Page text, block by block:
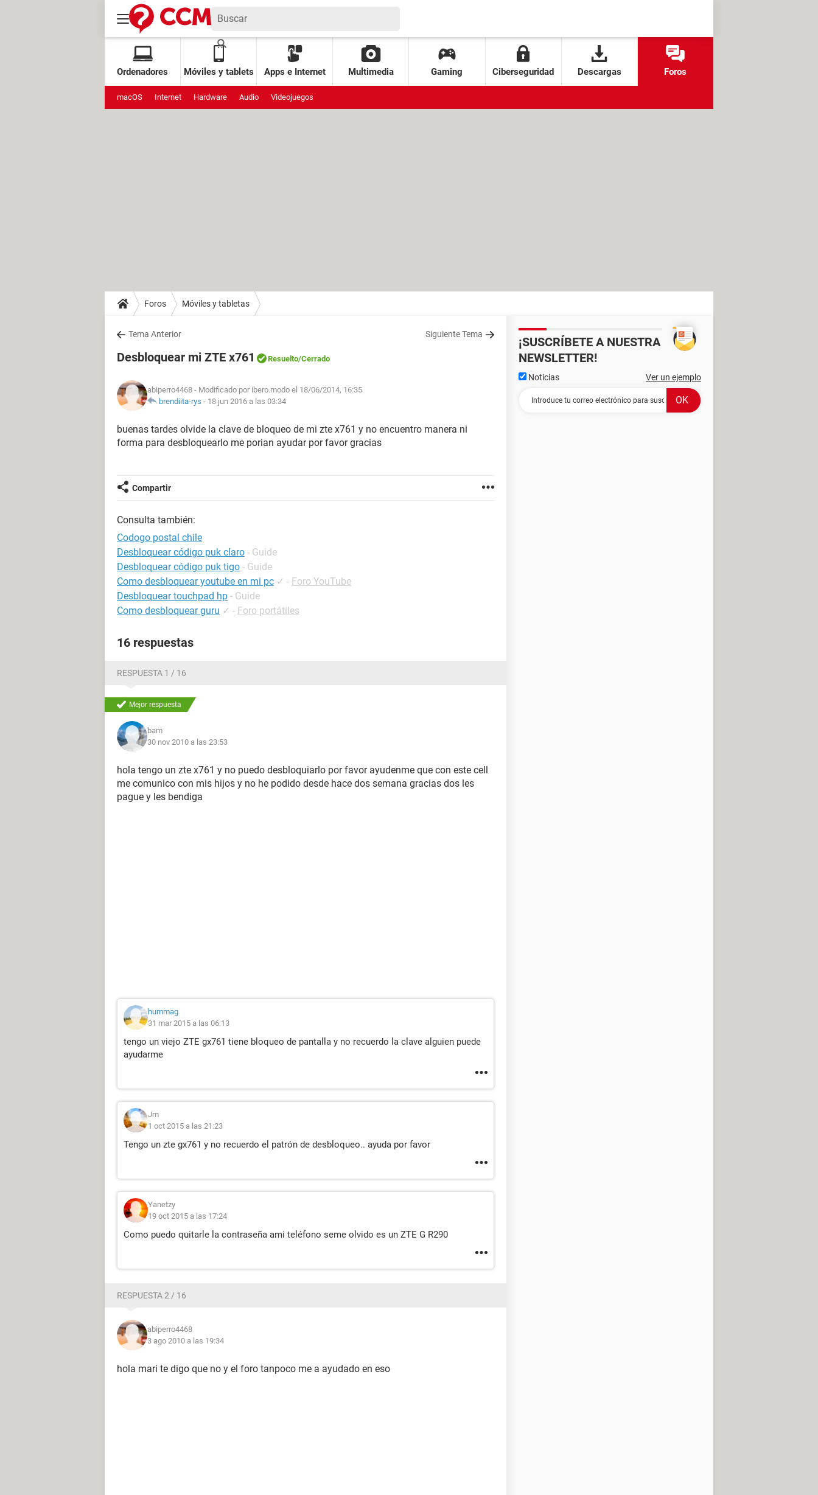
Ordenadores Móviles y tablets Apps e Internet Multimedia Gaming Ciberseguridad Descargas Foros
macOS Internet Hardware Audio Videojuegos
Foros Móviles y tabletas
Tema Anterior Siguiente Tema
Desbloquear mi ZTE x761 Resuelto/Cerrado
abiperro4468 - Modificado por ibero.modo el 18/06/2014, 16:35
brendiita-rys - 18 jun 2016 a las 03:34
buenas tardes olvide la clave de bloqueo de mi zte x761 y no encuentro manera ni
forma para desbloquearlo me porian ayudar por favor gracias
Compartir
Consulta también:
Codogo postal chile
Desbloquear código puk claro - Guide
Desbloquear código puk tigo - Guide
Como desbloquear youtube en mi pc ✓ - Foro YouTube
Desbloquear touchpad hp - Guide
Como desbloquear guru ✓ - Foro portátiles
16 respuestas
RESPUESTA 1 / 16
Mejor respuesta
bam
30 nov 2010 a las 23:53
hola tengo un zte x761 y no puedo desbloquiarlo por favor ayudenme que con este cell
me comunico con mis hijos y no he podido desde hace dos semana gracias dos les
pague y les bendiga
hummag
31 mar 2015 a las 06:13
tengo un viejo ZTE gx761 tiene bloqueo de pantalla y no recuerdo la clave alguien puede
ayudarme
Jm
1 oct 2015 a las 21:23
Tengo un zte gx761 y no recuerdo el patrón de desbloqueo.. ayuda por favor
Yanetzy
19 oct 2015 a las 17:24
Como puedo quitarle la contraseña ami teléfono seme olvido es un ZTE G R290
RESPUESTA 2 / 16
abiperro4468
3 ago 2010 a las 19:34
hola mari te digo que no y el foro tanpoco me a ayudado en eso
¡SUSCRÍBETE A NUESTRA
NEWSLETTER!
Noticias Ver un ejemplo